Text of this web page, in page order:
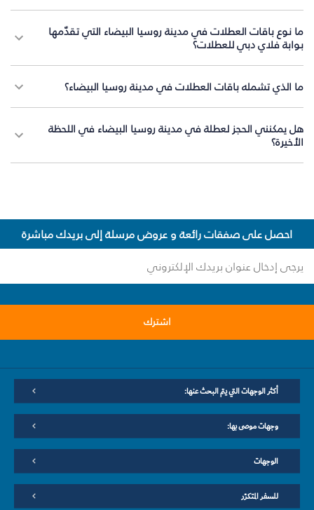
ما نوع باقات العطلات في مدينة روسيا البيضاء التي تقدّمها
بوابة فلاي دبي للعطلات؟
ما الذي تشمله باقات العطلات في مدينة روسيا البيضاء؟
هل يمكنني الحجز لعطلة في مدينة روسيا البيضاء في اللحظة
الأخيرة؟
احصل على صفقات رائعة و عروض مرسلة إلى بريدك مباشرة
اشترك
أكثر الوجهات التي يتم البحث عنها:
وجهات موصى بها:
الوجهات
للسفر المتكرّر